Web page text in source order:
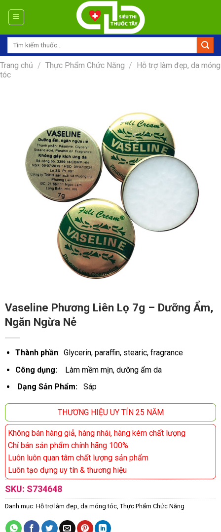
Tìm
Trang chủ / Thực Phẩm Chức Năng / Hỗ trợ làm đẹp, da móng
tóc
Vaseline Phương Liên Lọ 7g – Dưỡng Ẩm,
Ngăn Ngừa Nẻ
Thành phần: Glycerin, paraffin, stearic, fragrance
Công dụng: Làm mềm mịn, dưỡng ẩm da
Dạng Sản Phẩm:
Sáp
THƯƠNG HIỆU UY TÍN 25 NĂM
Không bán hàng giả, hàng nhái, hàng kém chất lượng
Chỉ bán sản phẩm chính hãng 100%
Luôn luôn quan tâm chất lượng sản phẩm
Luôn tạo dựng uy tín & thương hiệu
SKU: S734648
Danh mục: Hỗ trợ làm đẹp, da móng tóc, Thực Phẩm Chức Năng